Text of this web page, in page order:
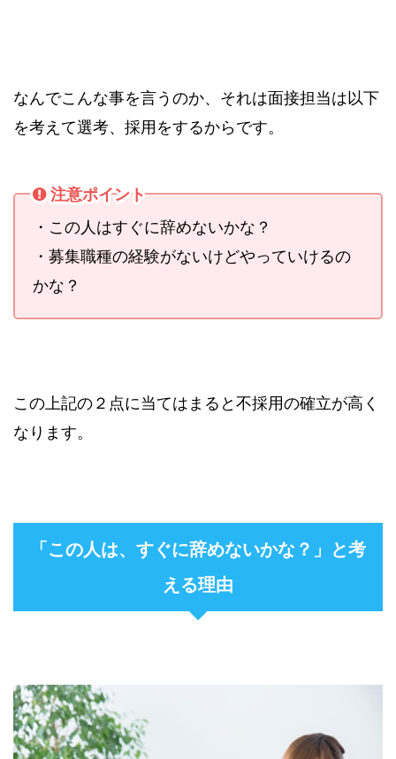
なんでこんな事を言うのか、それは面接担当は以下
を考えて選考、採用をするからです。
注意ポイント
・この人はすぐに辞めないかな？
・募集職種の経験がないけどやっていけるの
かな？
この上記の２点に当てはまると不採用の確立が高く
なります。
「この人は、すぐに辞めないかな？」と考
える理由